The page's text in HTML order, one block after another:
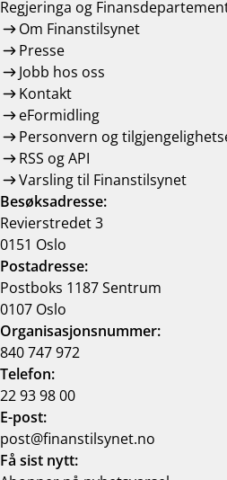
Regjeringa og
Om Finanstilsynet
Presse
Jobb hos oss
Kontakt
eFormidling
Personvern og
RSS og API
Varsling til Finanstilsynet
Besøksadresse:
Revierstredet 3
0151 Oslo
Postadresse:
Postboks 1187 Sentrum
0107 Oslo
Organisasjonsnummer:
840 747 972
Telefon:
22 93 98 00
E-post:
post@finanstilsynet.no
Få sist nytt: